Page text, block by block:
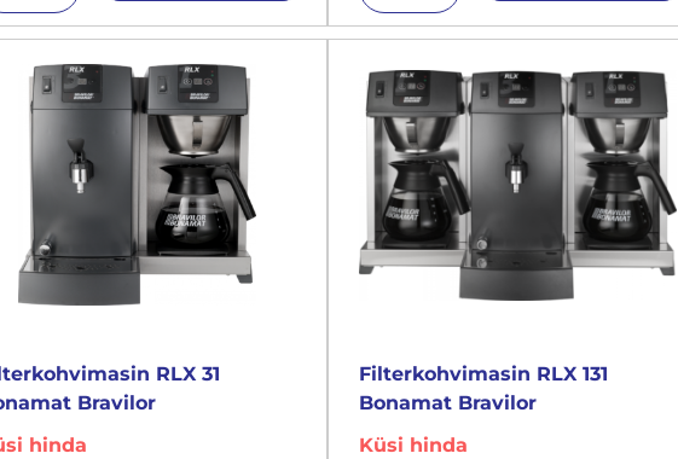
RLX 31
Bravilor
hinda
Filterkohvimasin RLX 131
Bonamat Bravilor
Küsi hinda